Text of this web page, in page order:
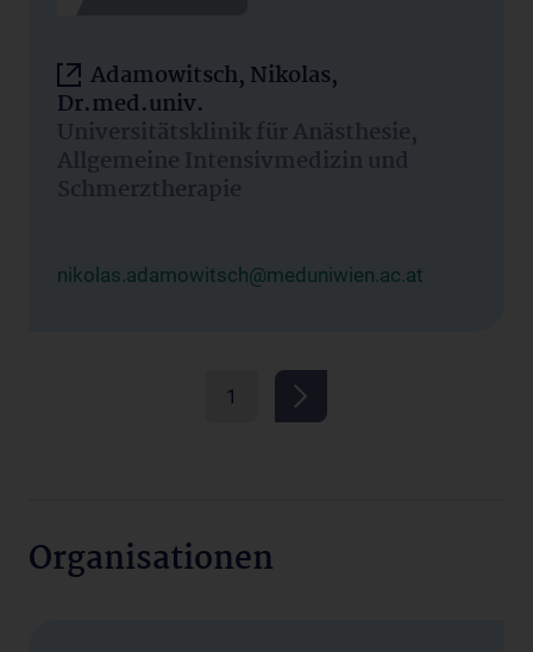
Adamowitsch, Nikolas,
Dr.med.univ.
Universitätsklinik für Anästhesie,
Allgemeine Intensivmedizin und
Schmerztherapie
nikolas.adamowitsch@meduniwien.ac.at
1
Organisationen